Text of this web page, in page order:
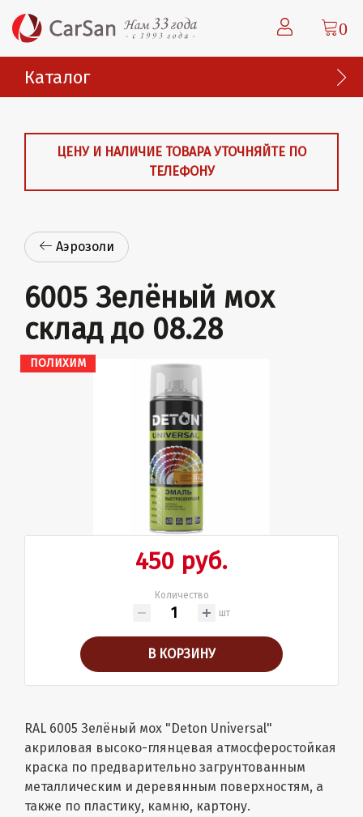
0
Каталог
ЦЕНУ И НАЛИЧИЕ ТОВАРА УТОЧНЯЙТЕ ПО
ТЕЛЕФОНУ
Аэрозоли
6005 Зелёный мох
склад до 08.28
ПОЛИХИМ
450 руб.
Количество
шт
В КОРЗИНУ
RAL 6005 Зелёный мох "Deton Universal"
акриловая высоко-глянцевая атмосферостойкая
краска по предварительно загрунтованным
металлическим и деревянным поверхностям, а
также по пластику, камню, картону.